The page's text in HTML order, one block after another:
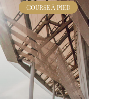
COURSE À PIED